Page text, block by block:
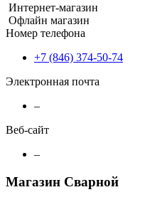
Интернет-магазин
Офлайн магазин
Номер телефона
+7 (846) 374-50-74
Электронная почта
–
Веб-сайт
–
Магазин Сварной